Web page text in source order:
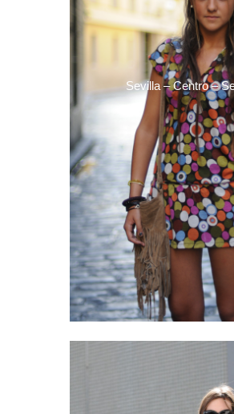
Sevilla – Centro –